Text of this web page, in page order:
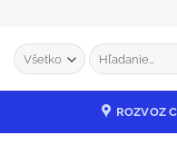
Hľadať:
ROZVOZ